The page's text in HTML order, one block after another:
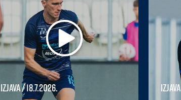
Izjava/ 18.7.2026. Izjava